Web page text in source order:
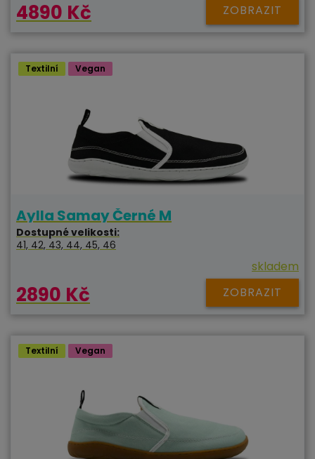
4890 Kč ZOBRAZIT
Aylla Samay Černé M
Dostupné velikosti:
41, 42, 43, 44, 45, 46
skladem
2890 Kč ZOBRAZIT
Textilní Vegan
Textilní Vegan